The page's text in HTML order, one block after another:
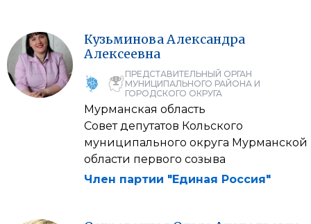
КузьминоваАлександра
Алексеевна
ПРЕДСТАВИТЕЛЬНЫЙ ОРГАН
МУНИЦИПАЛЬНОГО РАЙОНА И
ГОРОДСКОГО ОКРУГА
Мурманская область
Совет депутатов Кольского
муниципального округа Мурманской
области первого созыва
Член партии "Единая Россия"